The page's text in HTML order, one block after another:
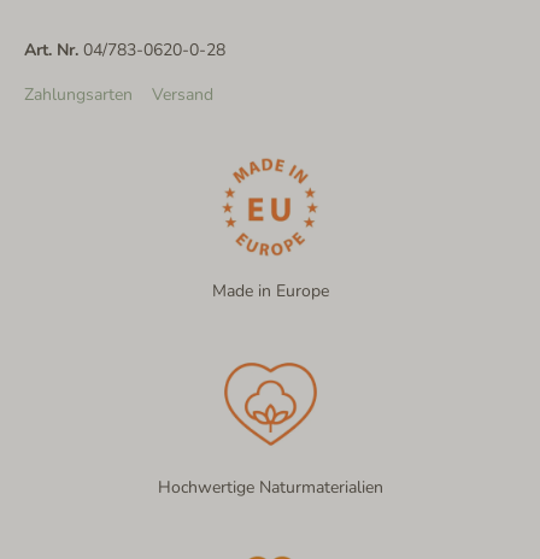
Art. Nr. 04/783-0620-0-28
Zahlungsarten
Versand
Made in Europe
Hochwertige Naturmaterialien